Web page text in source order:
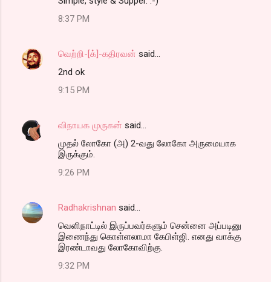
8:37 PM
வெற்றி-[க்]-கதிரவன் said…
2nd ok
9:15 PM
விநாயக முருகன் said…
முதல் லோகோ (அ) 2-வது லோகோ அருமையாக
இருக்கும்.
9:26 PM
Radhakrishnan said…
வெளிநாட்டில் இருப்பவர்களும் சென்னை அப்படினு
இணைந்து கொள்ளலாமா கேபிள்ஜி. எனது வாக்கு
இரண்டாவது லோகோவிற்கு.
9:32 PM